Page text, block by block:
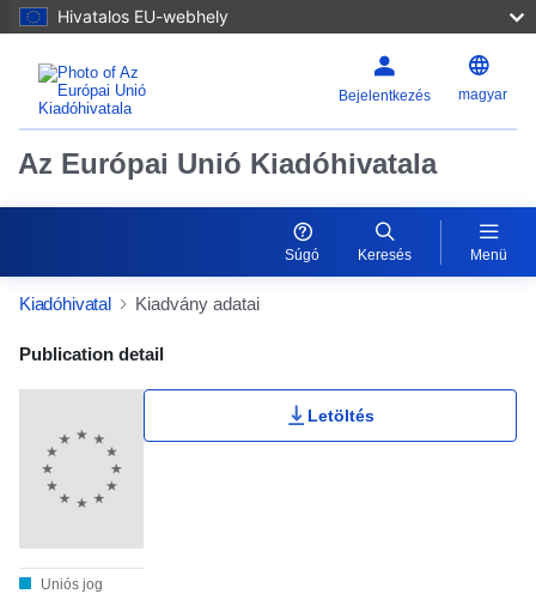
Hivatalos EU-webhely
Bejelentkezés magyar
Az Európai Unió Kiadóhivatala
Súgó Keresés Menü
Kiadóhivatal Kiadvány adatai
Publication Detail Actions Portlet
Publication detail
Uniós jog
Letöltés